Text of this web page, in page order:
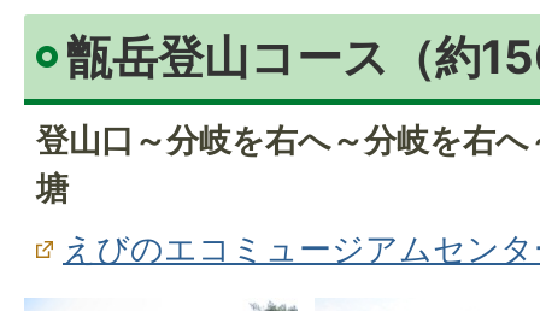
甑岳登山コース（約
登山口～分岐を右へ～分岐を右
塘
えびのエコミュージアムセン